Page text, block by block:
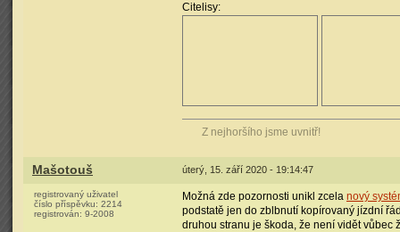
Citelisy:
Z nejhoršího jsme uvnitř!
Mašotouš úterý, 15. září 2020 - 19:14:47
registrovaný uživatel
číslo příspěvku: 2214
registrován: 9-2008
Možná zde pozornosti unikl zcela nový
podstatě jen do zblbnutí kopírovaný jízdní
druhou stranu je škoda, že není vidět vůbec